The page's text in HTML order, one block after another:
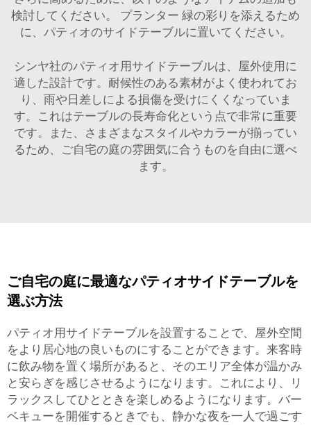
検討してください。 プランター 緑の彩りを添えるため
に、パティオのサイドテーブルに置いてください。
シンヤ社のパティオ用サイドテーブルは、屋外使用に
適した設計です。耐候性のある素材がよく使われてお
り、雨や日差しによる損傷を受けにくくなっていま
す。これはテーブルの長寿命化という点で非常に重要
です。また、さまざまなスタイルやカラーが揃ってい
るため、ご自宅の庭の雰囲気に合うものを自由に選べ
ます。
ご自宅の庭に最適なパティオサイドテーブルを
選ぶ方法
パティオ用サイドテーブルを設置することで、屋外空間
をより居心地の良いものにすることができます。来客時
に飲み物を置く場所があると、そのエリア全体が温かみ
と安らぎを感じさせるようになります。これにより、リ
ラックスしてひとときを楽しめるようになります。バー
ベキューを開催するときでも、静かな夜を一人で過ごす